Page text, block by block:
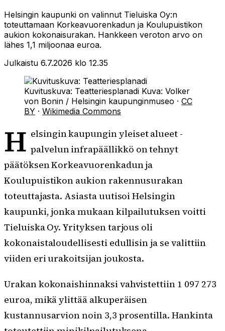
Helsingin kaupunki on valinnut Tieluiska Oy:n
toteuttamaan Korkeavuorenkadun ja Koulupuistikon
aukion kokonaisurakan. Hankkeen veroton arvo on
lähes 1,1 miljoonaa euroa.
Julkaistu 6.7.2026 klo 12.35
Kuvituskuva: Teatteriesplanadi Kuva: Volker
von Bonin / Helsingin kaupunginmuseo · CC
BY · Wikimedia Commons
H elsingin kaupungin yleiset alueet -
palvelun infrapäällikkö on tehnyt
päätöksen Korkeavuorenkadun ja
Koulupuistikon aukion rakennusurakan
toteuttajasta. Asiasta uutisoi Helsingin
kaupunki, jonka mukaan kilpailutuksen voitti
Tieluiska Oy. Yrityksen tarjous oli
kokonaistaloudellisesti edullisin ja se valittiin
viiden eri urakoitsijan joukosta.
Urakan kokonaishinnaksi vahvistettiin 1 097 273
euroa, mikä ylittää alkuperäisen
kustannusarvion noin 3,3 prosentilla. Hankinta